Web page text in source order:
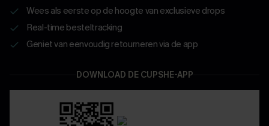
Wees als eerste op de hoogte van exclusieve drops
Real-time besteltracking
Geniet van eenvoudig retourneren via de app
DOWNLOAD DE CUPSHE-APP